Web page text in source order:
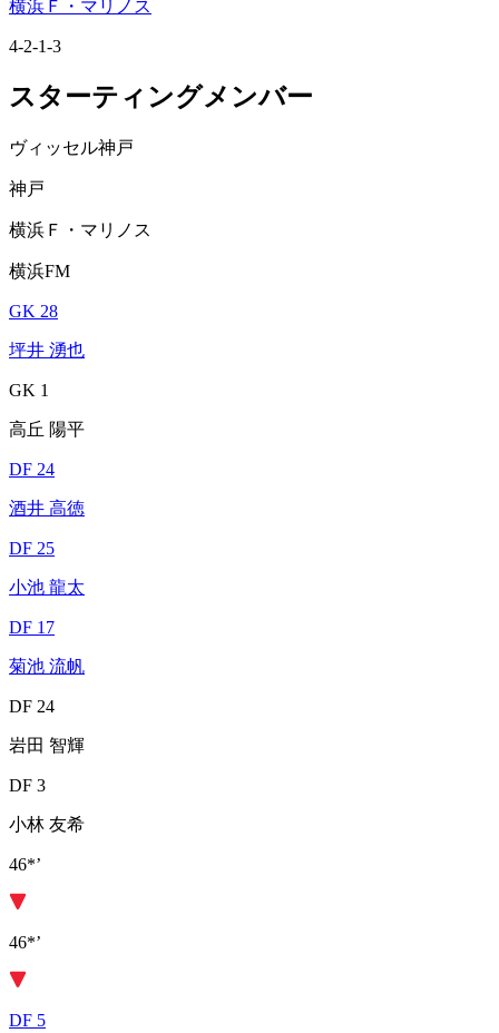
横浜Ｆ・マリノス
4-2-1-3
スターティングメンバー
ヴィッセル神戸
神戸
横浜Ｆ・マリノス
横浜FM
GK 28
坪井 湧也
GK 1
高丘 陽平
DF 24
酒井 高徳
DF 25
小池 龍太
DF 17
菊池 流帆
DF 24
岩田 智輝
DF 3
小林 友希
46*’
46*’
DF 5